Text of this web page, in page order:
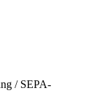
/ SEPA-